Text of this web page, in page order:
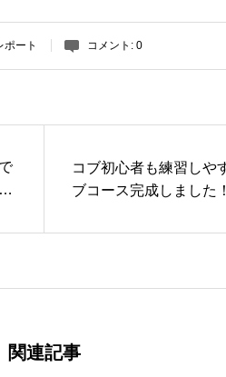
ポート コメント: 0
コブ初心者も練習しや
ブコース完成しました
関連記事